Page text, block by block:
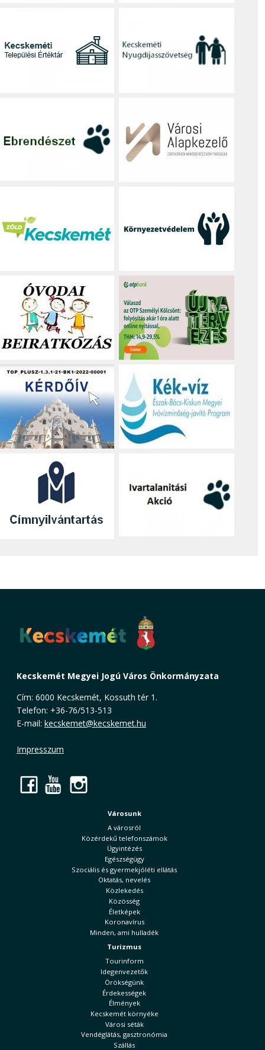
Kecskemét Megyei Jogú Város Önkormányzata
Cím: 6000 Kecskemét, Kossuth tér 1.
Telefon: +36-76/513-513
E-mail: kecskemet@kecskemet.hu
Impresszum
Facebook
YouTube
Városunk
A városról
Közérdekű telefonszámok
Ügyintézés
Egészségügy
Szociális és gyermekjóléti ellátás
Oktatás, nevelés
Közlekedés
Közösség
Életképek
Koronavírus
Minden, ami hulladék
Turizmus
Tourinform
Idegenvezetők
Örökségünk
Érdekességek
Élmények
Kecskemét környéke
Városi séták
Vendéglátás, gasztronómia
Szállás